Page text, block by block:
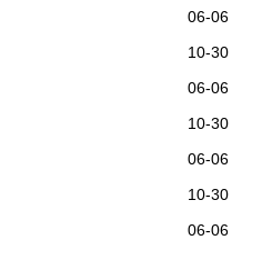
06-06
10-30
06-06
10-30
06-06
10-30
06-06